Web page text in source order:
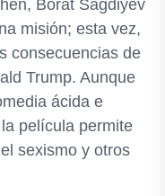
Borat Sagdiyev
misión; esta vez,
consecuencias de
Trump. Aunque
ácida e
película permite
sexismo y otros